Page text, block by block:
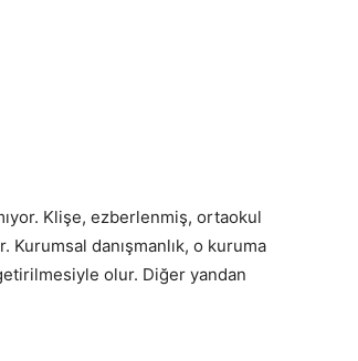
Klişe, ezberlenmiş, ortaokul
danışmanlık, o kuruma
olur. Diğer yandan